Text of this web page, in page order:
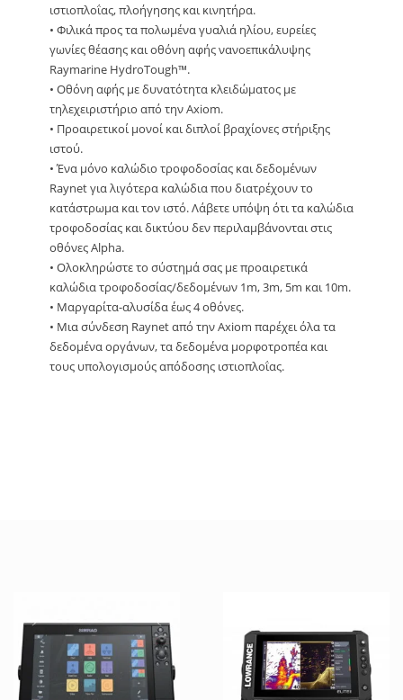
ιστιοπλοΐας, πλοήγησης και κινητήρα.
• Φιλικά προς τα πολωμένα γυαλιά ηλίου, ευρείες
γωνίες θέασης και οθόνη αφής νανοεπικάλυψης
Raymarine HydroTough™.
• Οθόνη αφής με δυνατότητα κλειδώματος με
τηλεχειριστήριο από την Axiom.
• Προαιρετικοί μονοί και διπλοί βραχίονες στήριξης
ιστού.
• Ένα μόνο καλώδιο τροφοδοσίας και δεδομένων
Raynet για λιγότερα καλώδια που διατρέχουν το
κατάστρωμα και τον ιστό. Λάβετε υπόψη ότι τα καλώδια
τροφοδοσίας και δικτύου δεν περιλαμβάνονται στις
οθόνες Alpha.
• Ολοκληρώστε το σύστημά σας με προαιρετικά
καλώδια τροφοδοσίας/δεδομένων 1m, 3m, 5m και 10m.
• Μαργαρίτα-αλυσίδα έως 4 οθόνες.
• Μια σύνδεση Raynet από την Axiom παρέχει όλα τα
δεδομένα οργάνων, τα δεδομένα μορφοτροπέα και
τους υπολογισμούς απόδοσης ιστιοπλοΐας.